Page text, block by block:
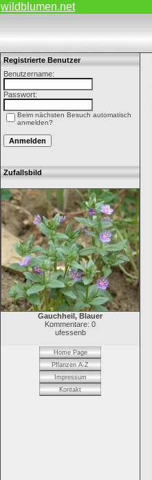
wildblumen.net
Registrierte Benutzer
Benutzername:
Passwort:
Beim nächsten Besuch automatisch
anmelden?
Zufallsbild
Gauchheil, Blauer
Kommentare: 0
ufessenb
Home Page
Pflanzen A-Z
Impressum
Kontakt